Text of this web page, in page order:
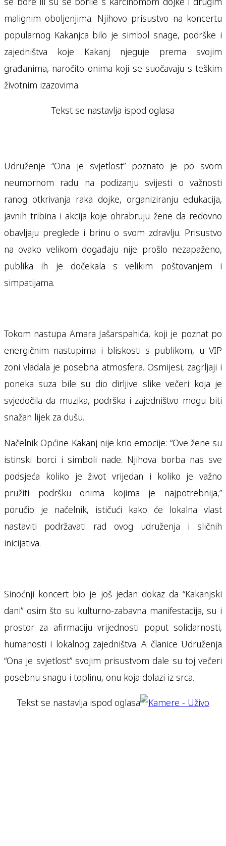
malignim oboljenjima. Njihovo prisustvo na koncertu
popularnog Kakanjca bilo je simbol snage, podrške i
zajedništva koje Kakanj njeguje prema svojim
građanima, naročito onima koji se suočavaju s teškim
životnim izazovima.
Tekst se nastavlja ispod oglasa
Udruženje “Ona je svjetlost” poznato je po svom
neumornom radu na podizanju svijesti o važnosti
ranog otkrivanja raka dojke, organiziranju edukacija,
javnih tribina i akcija koje ohrabruju žene da redovno
obavljaju preglede i brinu o svom zdravlju. Prisustvo
na ovako velikom događaju nije prošlo nezapaženo,
publika ih je dočekala s velikim poštovanjem i
simpatijama.
Tokom nastupa Amara Jašarspahića, koji je poznat po
energičnim nastupima i bliskosti s publikom, u VIP
zoni vladala je posebna atmosfera. Osmijesi, zagrljaji i
poneka suza bile su dio dirljive slike večeri koja je
svjedočila da muzika, podrška i zajedništvo mogu biti
snažan lijek za dušu.
Načelnik Općine Kakanj nije krio emocije: “Ove žene su
istinski borci i simboli nade. Njihova borba nas sve
podsjeća koliko je život vrijedan i koliko je važno
pružiti podršku onima kojima je najpotrebnija,”
poručio je načelnik, ističući kako će lokalna vlast
nastaviti podržavati rad ovog udruženja i sličnih
inicijativa.
Sinoćnji koncert bio je još jedan dokaz da “Kakanjski
dani” osim što su kulturno-zabavna manifestacija, su i
prostor za afirmaciju vrijednosti poput solidarnosti,
humanosti i lokalnog zajedništva. A članice Udruženja
“Ona je svjetlost” svojim prisustvom dale su toj večeri
posebnu snagu i toplinu, onu koja dolazi iz srca.
Tekst se nastavlja ispod oglasa